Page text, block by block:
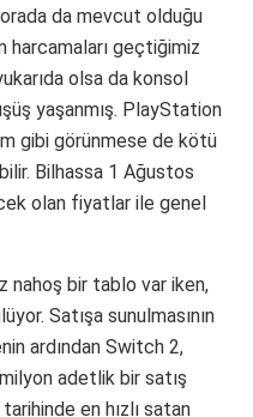
da mevcut olduğu
harcamaları geçtiğimiz
olsa da konsol
yaşanmış. PlayStation
gibi görünmese de kötü
Bilhassa 1 Ağustos
olan fiyatlar ile genel
nahoş bir tablo var iken,
Satışa sunulmasının
ardından Switch 2,
adetlik bir satış
en hızlı satan